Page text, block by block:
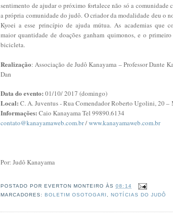
sentimento de ajudar o próximo fortalece não só a comunidade
a própria comunidade do judô. O criador da modalidade deu o
Kyoei a esse princípio de ajuda mútua. As academias que
maior quantidade de doações ganham quimonos, e o
bicicleta.
Realização: Associação de Judô Kanayama – Professor Dante
Dan
Data do evento: 01/10/ 2017 (domingo)
Local: C. A. Juventus -Rua Comendador Roberto Ugolini, 20 –
Informações: Caio Kanayama Tel 99890.6134
contato@kanayamaweb.com.br/www.kanayamaweb.com.br
Por: Judô Kanayama
POSTADO POR EVERTON MONTEIRO ÀS08:14
MARCADORES:BOLETIM OSOTOGARI ,NOTÍCIAS DO JUDÔ